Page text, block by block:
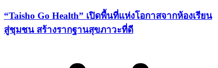
“Taisho Go Health” เปิดพื้นที่แห่งโอกาสจากห้องเรียน
สู่ชุมชน สร้างรากฐานสุขภาวะที่ดี